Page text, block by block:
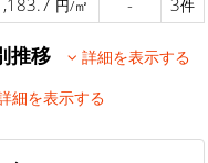
円/㎡ - 3件
推移 詳細を表示する
細を表示する